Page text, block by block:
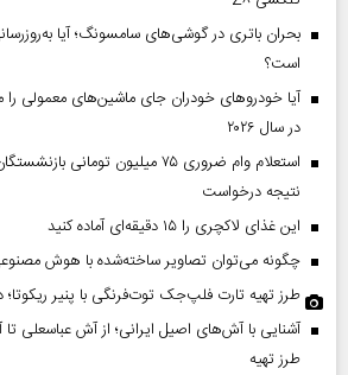
است؟
آیا خودروهای خودران جای ماشین‌های معمولی
در سال ۲۰۲۶
استعلام وام ضروری ۷۵ میلیون
نتیجه درخواست
این غذای لاکچری را ۱۵ دقیقه‌ای آماده کنید
چگونه می‌توان تصاویر ساخته‌شده با هوش
طرز تهیه تارت فلپ‌جک توت‌فرنگی با پنیر
آشنایی با آش‌های اصیل ایرانی؛ از آش عباسعلی
طرز تهیه